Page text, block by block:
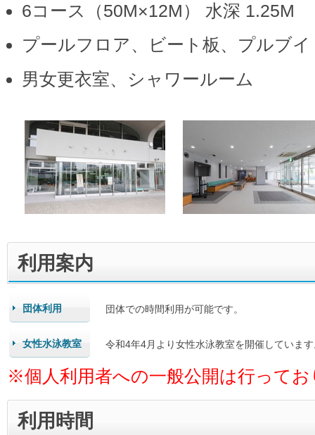
6コース（50M×12M） 水深 1.25M
プールフロア、ビート板、プルブイ
男女更衣室、シャワールーム
利用案内
団体利用 団体での時間利用が可能です。
女性水泳教室 令和4年4月より女性水泳教室を開催していま
※個人利用者への一般公開は行って
利用時間